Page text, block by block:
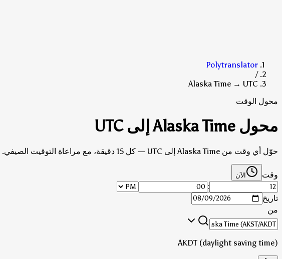
Polytranslator
/
Alaska Time → UTC
محول الوقت
محول Alaska Time إلى UTC
حوّل أي وقت من Alaska Time إلى UTC — كل 15 دقيقة، مع مراعاة التوقيت الصيفي.
وقت الآن
:
تاريخ
من
AKDT (daylight saving time)